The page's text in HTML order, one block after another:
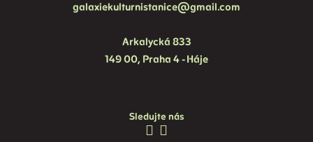
galaxiekulturnistanice@gmail.com
Arkalycká 833
149 00, Praha 4 - Háje
Sledujte nás